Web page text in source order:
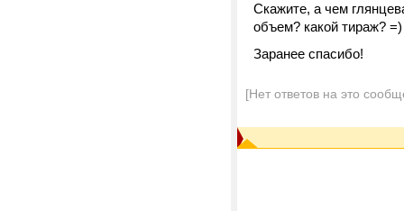
Скажите, а чем
объем? какой тираж?
Заранее спасибо!
[Нет ответов на это